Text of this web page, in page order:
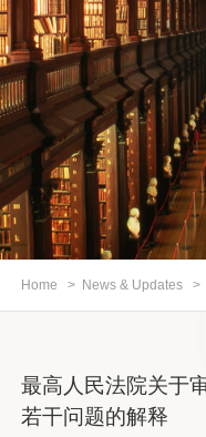
Home > News & Updates >
最高人民法院关于
若干问题的解释